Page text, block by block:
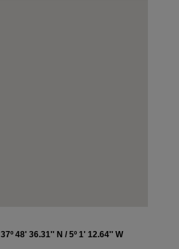
37º 48' 36.31'' N / 5º 1' 12.64'' W